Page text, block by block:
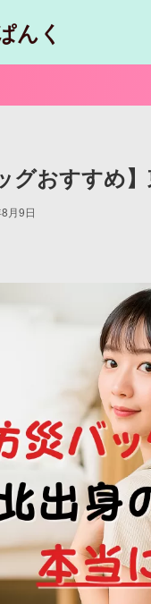
んく
グおすすめ
月9日